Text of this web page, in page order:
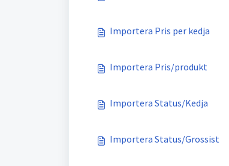
Importera Pris per kedja
Importera Pris/produkt
Importera Status/Kedja
Importera Status/Grossist